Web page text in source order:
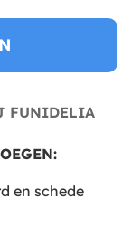
FUNIDELIA
en schede